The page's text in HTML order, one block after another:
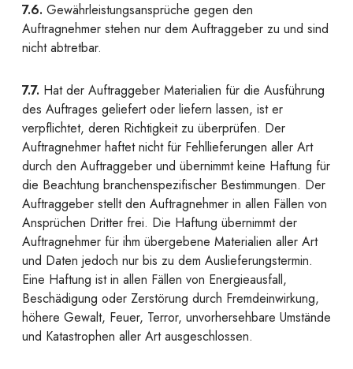
7.6. Gewährleistungsansprüche gegen den
Auftragnehmer stehen nur dem Auftraggeber zu und sind
nicht abtretbar.
7.7. Hat der Auftraggeber Materialien für die Ausführung
des Auftrages geliefert oder liefern lassen, ist er
verpflichtet, deren Richtigkeit zu überprüfen. Der
Auftragnehmer haftet nicht für Fehllieferungen aller Art
durch den Auftraggeber und übernimmt keine Haftung für
die Beachtung branchenspezifischer Bestimmungen. Der
Auftraggeber stellt den Auftragnehmer in allen Fällen von
Ansprüchen Dritter frei. Die Haftung übernimmt der
Auftragnehmer für ihm übergebene Materialien aller Art
und Daten jedoch nur bis zu dem Auslieferungstermin.
Eine Haftung ist in allen Fällen von Energieausfall,
Beschädigung oder Zerstörung durch Fremdeinwirkung,
höhere Gewalt, Feuer, Terror, unvorhersehbare Umstände
und Katastrophen aller Art ausgeschlossen.